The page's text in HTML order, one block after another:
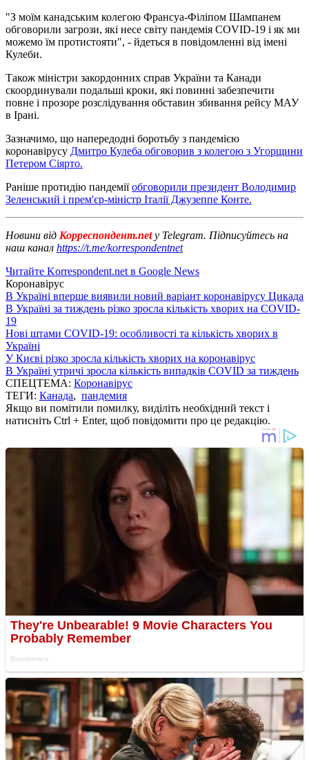
"З моїм канадським колегою Франсуа-Філіпом Шампанем
обговорили загрози, які несе світу пандемія COVID-19 і як ми
можемо їм протистояти", - йдеться в повідомленні від імені
Кулеби.
Також міністри закордонних справ України та Канади
скоординували подальші кроки, які повинні забезпечити
повне і прозоре розслідування обставин збивання рейсу МАУ
в Ірані.
Зазначимо, що напередодні боротьбу з пандемією
коронавірусу Дмитро Кулеба обговорив з колегою з Угорщини
Петером Сіярто.
Раніше протидію пандеміїобговорили президент Володимир
Зеленський і прем'єр-міністр Італії Джузеппе Конте.
Новини від Корреспондент.net у Telegram. Підписуйтесь на
наш канал https://t.me/korrespondentnet
Читайте Korrespondent.net в Google News
Коронавірус
В Україні вперше виявили новий варіант коронавірусу Цикада
В Україні за тиждень різко зросла кількість хворих на COVID-
19
Нові штами COVID-19: особливості та кількість хворих в
Україні
У Києві різко зросла кількість хворих на коронавірус
В Україні утричі зросла кількість випадків COVID за тиждень
СПЕЦТЕМА: Коронавірус
ТЕГИ: Канада, пандемия
Якщо ви помітили помилку, виділіть необхідний текст і
натисніть Ctrl + Enter, щоб повідомити про це редакцію.